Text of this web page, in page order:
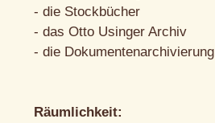
- die Stockbücher
- das Otto Usinger Archiv
- die Dokumentenarchivierung
Räumlichkeit: